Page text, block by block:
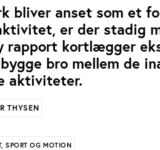
bliver anset som et
er der stadig
rapport kortlægger
bro mellem de
aktiviteter.
THYSEN
SPORT OG MOTION